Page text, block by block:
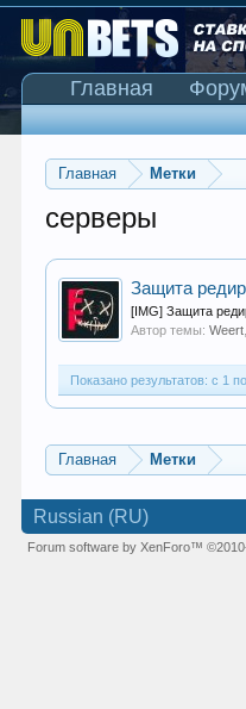
Главная Метки
серверы
Защита
[IMG] Защита
Автор темы:Weert
Показано результатов: с 1 по
Главная Метки
Главная
Russian (RU)
Forum software by XenForo™